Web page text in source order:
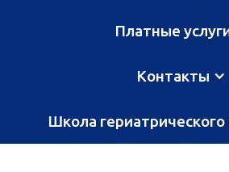
Платные
Контакты
Школа